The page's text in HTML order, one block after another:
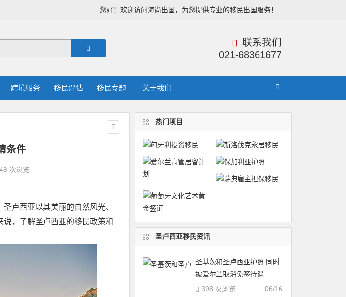
您好！欢迎访问海尚出国，为您提供专业的移民出国服务！
联系我们
021-68361677
跨境服务 移民评估 移民专题 关于我们
条件
次浏览
卢西亚以其美丽的自然风光、
，了解圣卢西亚的移民政策和
热门项目
圣卢西亚移民资讯
圣基茨和圣卢西亚护照 同时
被爱尔兰取消免签待遇
06/16
398 次浏览